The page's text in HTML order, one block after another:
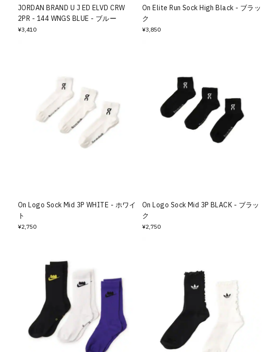
JORDAN BRAND U J ED ELVD CRW
2PR - 144 WNGS BLUE - ブルー
¥3,410
On Elite Run Sock High Black - ブラッ
ク
¥3,850
On Logo Sock Mid 3P WHITE - ホワイ
ト
¥2,750
On Logo Sock Mid 3P BLACK - ブラッ
ク
¥2,750